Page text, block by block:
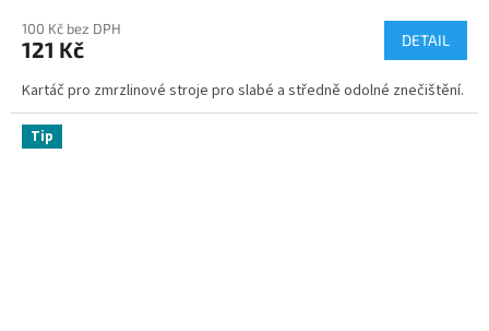
100 Kč bez DPH
121 Kč DETAIL
Kartáč pro zmrzlinové stroje pro slabé a středně odolné znečištění.
Tip